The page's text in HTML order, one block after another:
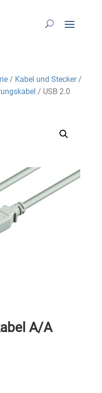
/ Kabel und Stecker/
/ USB 2.0
A/A